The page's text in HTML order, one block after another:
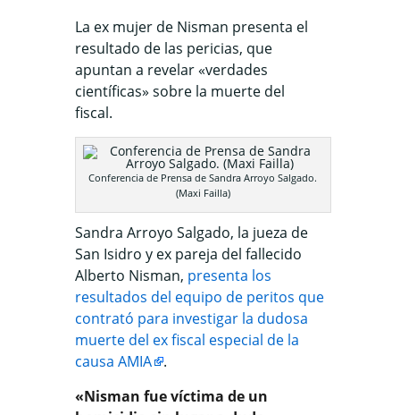
La ex mujer de Nisman presenta el
resultado de las pericias, que
apuntan a revelar «verdades
científicas» sobre la muerte del
fiscal.
Conferencia de Prensa de Sandra Arroyo Salgado.
(Maxi Failla)
Sandra Arroyo Salgado, la jueza de
San Isidro y ex pareja del fallecido
Alberto Nisman, presenta los
resultados del equipo de peritos que
contrató para investigar la dudosa
muerte del ex fiscal especial de la
causa AMIA
.
«Nisman fue víctima de un